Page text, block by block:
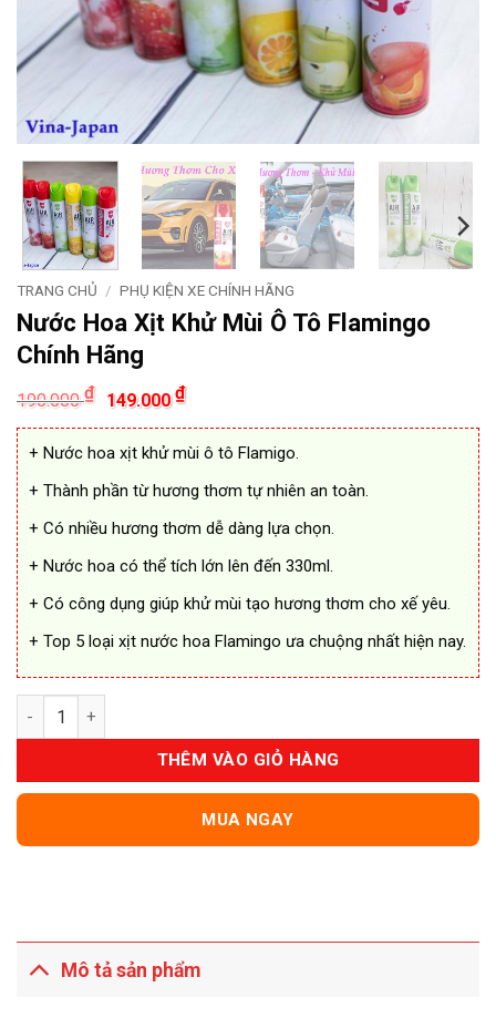
TRANG CHỦ / PHỤ KIỆN XE CHÍNH HÃNG
Nước Hoa Xịt Khử Mùi Ô Tô Flamingo
Chính Hãng
190.000₫
Giá
gốc
là:
190.000 ₫.
149.000₫Giá
hiện
tại
là:
149.000 ₫.
+ Nước hoa xịt khử mùi ô tô Flamigo.
+ Thành phần từ hương thơm tự nhiên an toàn.
+ Có nhiều hương thơm dễ dàng lựa chọn.
+ Nước hoa có thể tích lớn lên đến 330ml.
+ Có công dụng giúp khử mùi tạo hương thơm cho xế yêu.
+ Top 5 loại xịt nước hoa Flamingo ưa chuộng nhất hiện nay.
Nước Hoa Xịt Khử Mùi Ô Tô Flamingo Chính Hãng số lượng
THÊM VÀO GIỎ HÀNG
MUA NGAY
Mô tả sản phẩm